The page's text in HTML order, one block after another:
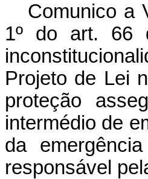
Comunico a
1º do art. 66
Projeto de Lei
proteção
intermédio de
da
responsável